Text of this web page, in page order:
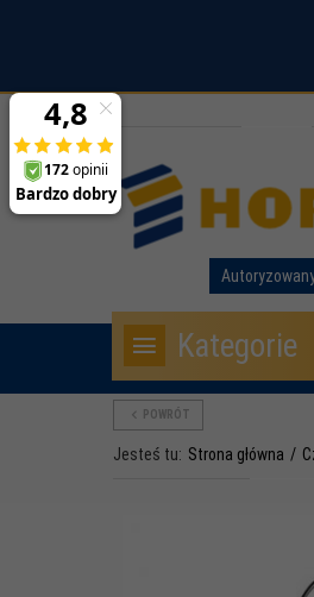
Kategorie
POWRÓT
Jesteś tu: Strona główna